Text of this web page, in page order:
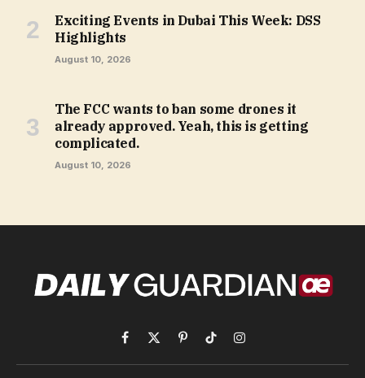
Exciting Events in Dubai This Week: DSS
Highlights
August 10, 2026
The FCC wants to ban some drones it
already approved. Yeah, this is getting
complicated.
August 10, 2026
Facebook
X
(Twitter)
Pinterest
TikTokInstagram